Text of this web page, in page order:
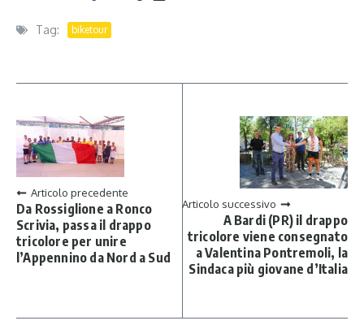
Tag: biketour
Articolo precedente
Da Rossiglione a Ronco
Scrivia, passa il drappo
tricolore per unire
l’Appennino da Nord a Sud
Articolo successivo
A Bardi (PR) il drappo
tricolore viene consegnato
a Valentina Pontremoli, la
Sindaca più giovane d’Italia